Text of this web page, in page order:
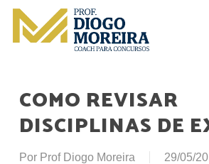
Skip
main
COMO REVISAR
DISCIPLINAS DE
Por Prof Diogo Moreira 29/05/